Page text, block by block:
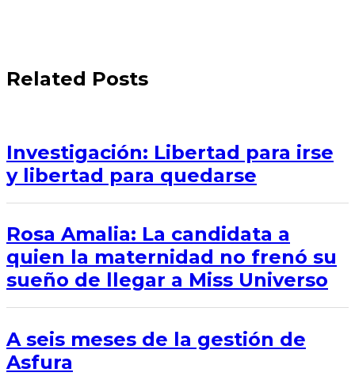
Related Posts
Investigación: Libertad para irse
y libertad para quedarse
Rosa Amalia: La candidata a
quien la maternidad no frenó su
sueño de llegar a Miss Universo
A seis meses de la gestión de
Asfura